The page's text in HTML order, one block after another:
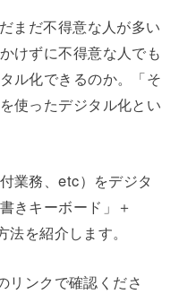
まだ不得意な人が多い
けずに不得意な人でも
ル化できるのか。「そ
使ったデジタル化とい
業務、etc）をデジタ
きキーボード」＋
を紹介します。
リンクで確認くださ